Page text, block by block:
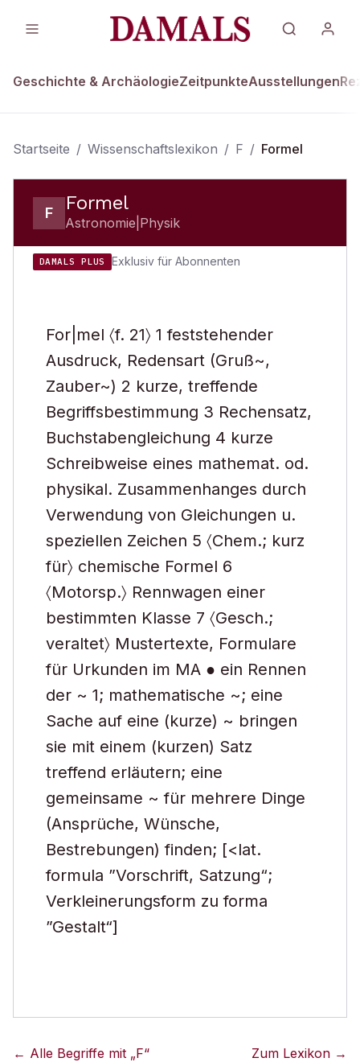
Geschichte & ArchäologieZeitpunkteAusstellungen
Startseite / Wissenschaftslexikon / F / Formel
F Formel
Astronomie|Physik
DAMALS PLUS Exklusiv für Abonnenten
For|mel 〈f. 21〉 1 feststehender
Ausdruck, Redensart (Gruß~,
Zauber~) 2 kurze, treffende
Begriffsbestimmung 3 Rechensatz,
Buchstabengleichung 4 kurze
Schreibweise eines mathemat. od.
physikal. Zusammenhanges durch
Verwendung von Gleichungen u.
speziellen Zeichen 5 〈Chem.; kurz
für〉 chemische Formel 6
〈Motorsp.〉 Rennwagen einer
bestimmten Klasse 7 〈Gesch.;
veraltet〉 Mustertexte, Formulare
für Urkunden im MA ● ein Rennen
der ~ 1; mathematische ~; eine
Sache auf eine (kurze) ~ bringen
sie mit einem (kurzen) Satz
treffend erläutern; eine
gemeinsame ~ für mehrere Dinge
(Ansprüche, Wünsche,
Bestrebungen) finden; [<lat.
formula ”Vorschrift, Satzung“;
Verkleinerungsform zu forma
”Gestalt“]
← Alle Begriffe mit „F“ Zum Lexikon →